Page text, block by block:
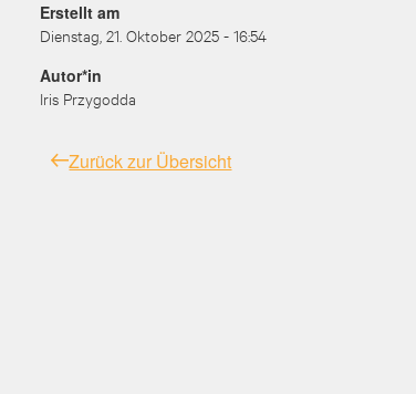
Erstellt am
Dienstag, 21. Oktober 2025 - 16:54
Autor*in
Iris Przygodda
Zurück zur Übersicht